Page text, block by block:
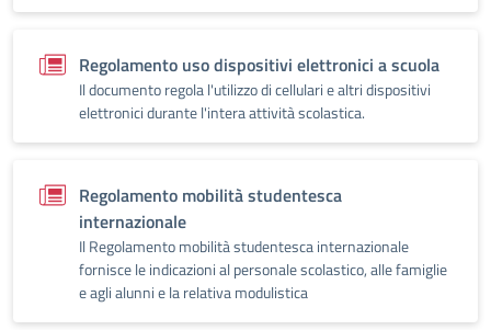
Regolamento uso dispositivi elettronici a scuola
Il documento regola l'utilizzo di cellulari e altri dispositivi
elettronici durante l'intera attività scolastica.
Regolamento mobilità studentesca
internazionale
Il Regolamento mobilità studentesca internazionale
fornisce le indicazioni al personale scolastico, alle famiglie
e agli alunni e la relativa modulistica